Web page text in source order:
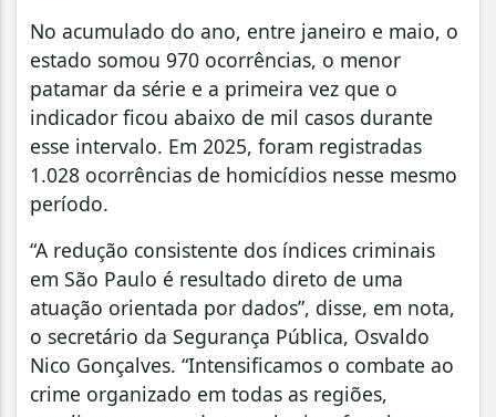
No acumulado do ano, entre janeiro e maio, o
estado somou 970 ocorrências, o menor
patamar da série e a primeira vez que o
indicador ficou abaixo de mil casos durante
esse intervalo. Em 2025, foram registradas
1.028 ocorrências de homicídios nesse mesmo
período.
“A redução consistente dos índices criminais
em São Paulo é resultado direto de uma
atuação orientada por dados”, disse, em nota,
o secretário da Segurança Pública, Osvaldo
Nico Gonçalves. “Intensificamos o combate ao
crime organizado em todas as regiões,